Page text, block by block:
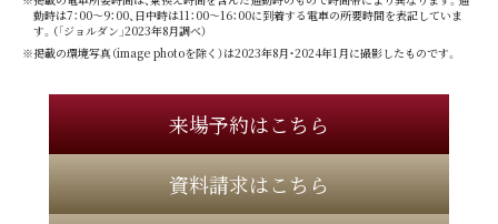
勤時は7：00～9：00、日中時は11：00～16：00に到着する電車の所要時間を表記していま
す。（「ジョルダン」2023年8月調べ）
※掲載の環境写真（image photoを除く）は2023年8月・2024年1月に撮影したものです。
来場予約はこちら
資料請求はこちら